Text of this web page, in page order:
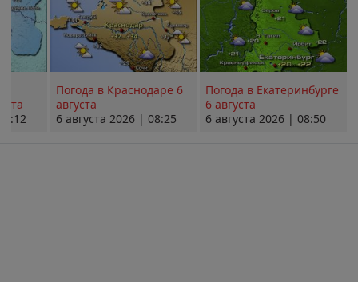
Погода в Краснодаре 6
августа
6 августа 2026 | 08:25
Погода в Екатеринбурге
6 августа
6 августа 2026 | 08:50